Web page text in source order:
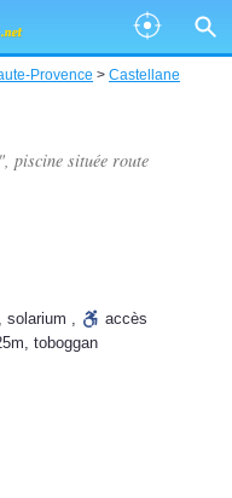
Provence > Castellane
piscine située route
, solarium ,
accès
, toboggan